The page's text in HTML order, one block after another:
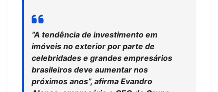
“A tendência de investimento em
imóveis no exterior por parte de
celebridades e grandes empresários
brasileiros deve aumentar nos
próximos anos”, afirma Evandro